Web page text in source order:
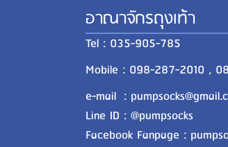
อาณาจักรถุงเท้า
Tel : 035-905-785
Mobile : 098-287-2010 ,
e-mail :
Line ID : @pumpsocks
Facebook Fanpage :